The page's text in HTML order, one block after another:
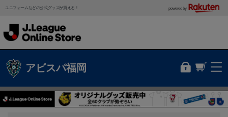
ユニフォームなどの公式グッズが買える！ powered by
アビスパ福岡